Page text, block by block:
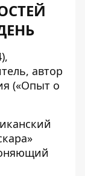
автор
(«Опыт о